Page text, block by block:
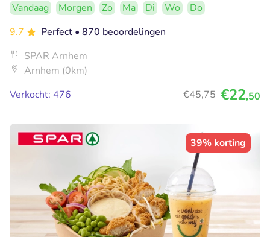
Vandaag Morgen Zo Ma Di Wo
Do
9.7
Perfect • 870 beoordelingen
SPAR Arnhem
Arnhem (0km)
Verkocht: 476
€45,75 €22,50
39% korting